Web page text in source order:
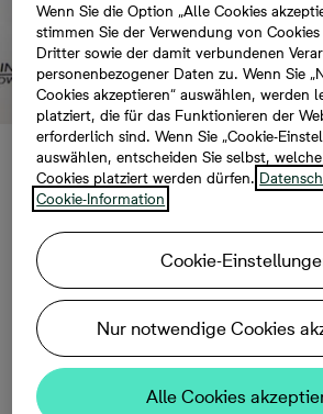
Bonava
Bauflächen in
14.02.2022, 10:15
Rund 300 Wohnungen und Häuser
Wenn Sie die Option „Alle Cookies
stimmen Sie der Verwendung von
Dritter sowie der damit verbundenen
personenbezogener Daten zu. Wenn Sie
Cookies akzeptieren“ auswählen, werden
platziert, die für das Funktionieren der
erforderlich sind. Wenn Sie „Cookie-
auswählen, entscheiden Sie selbst,
Cookies platziert werden dürfen.
Cookie-Information
Cookie-
Nur notwendige Cookies
Alle Cookies